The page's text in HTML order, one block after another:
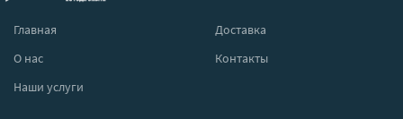
Главная
Доставка
О нас
Контакты
Наши услуги